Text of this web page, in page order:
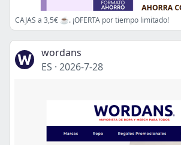
CAJAS a 3,5€ ☕. ¡OFERTA por tiempo limitado!
wordans
ES · 2026-7-28